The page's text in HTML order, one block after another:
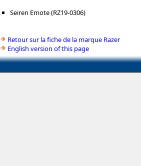
Seiren Emote (RZ19-0306)
Retour sur la fiche de la marque Razer
English version of this page